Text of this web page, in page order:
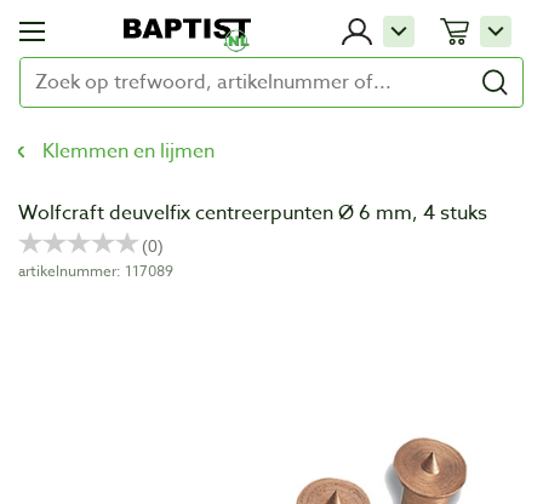
Klemmen en lijmen
Wolfcraft deuvelfix centreerpunten Ø 6 mm, 4 stuks
artikelnummer: 117089